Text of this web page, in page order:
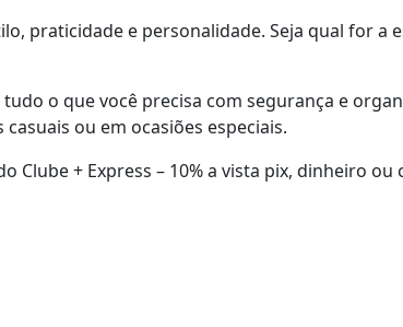
praticidade e personalidade. Seja qual for
o que você precisa com segurança e
ou em ocasiões especiais.
Clube + Express – 10% a vista pix, dinheiro ou